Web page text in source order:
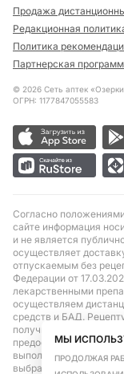
Продажа
Редакционная
Политика
Партнерская
© 2026 Сеть аптек
ОГРН: 1177847055583
Согласно
сайте информация
и не является
осуществляет
отпускаемым без
Федерации от
лекарственными
осуществляем
средств и БАД.
получить только при
предоставлении
выполняется при
выбранном аптечном
МЫ
ПРОДОЛЖАЯ